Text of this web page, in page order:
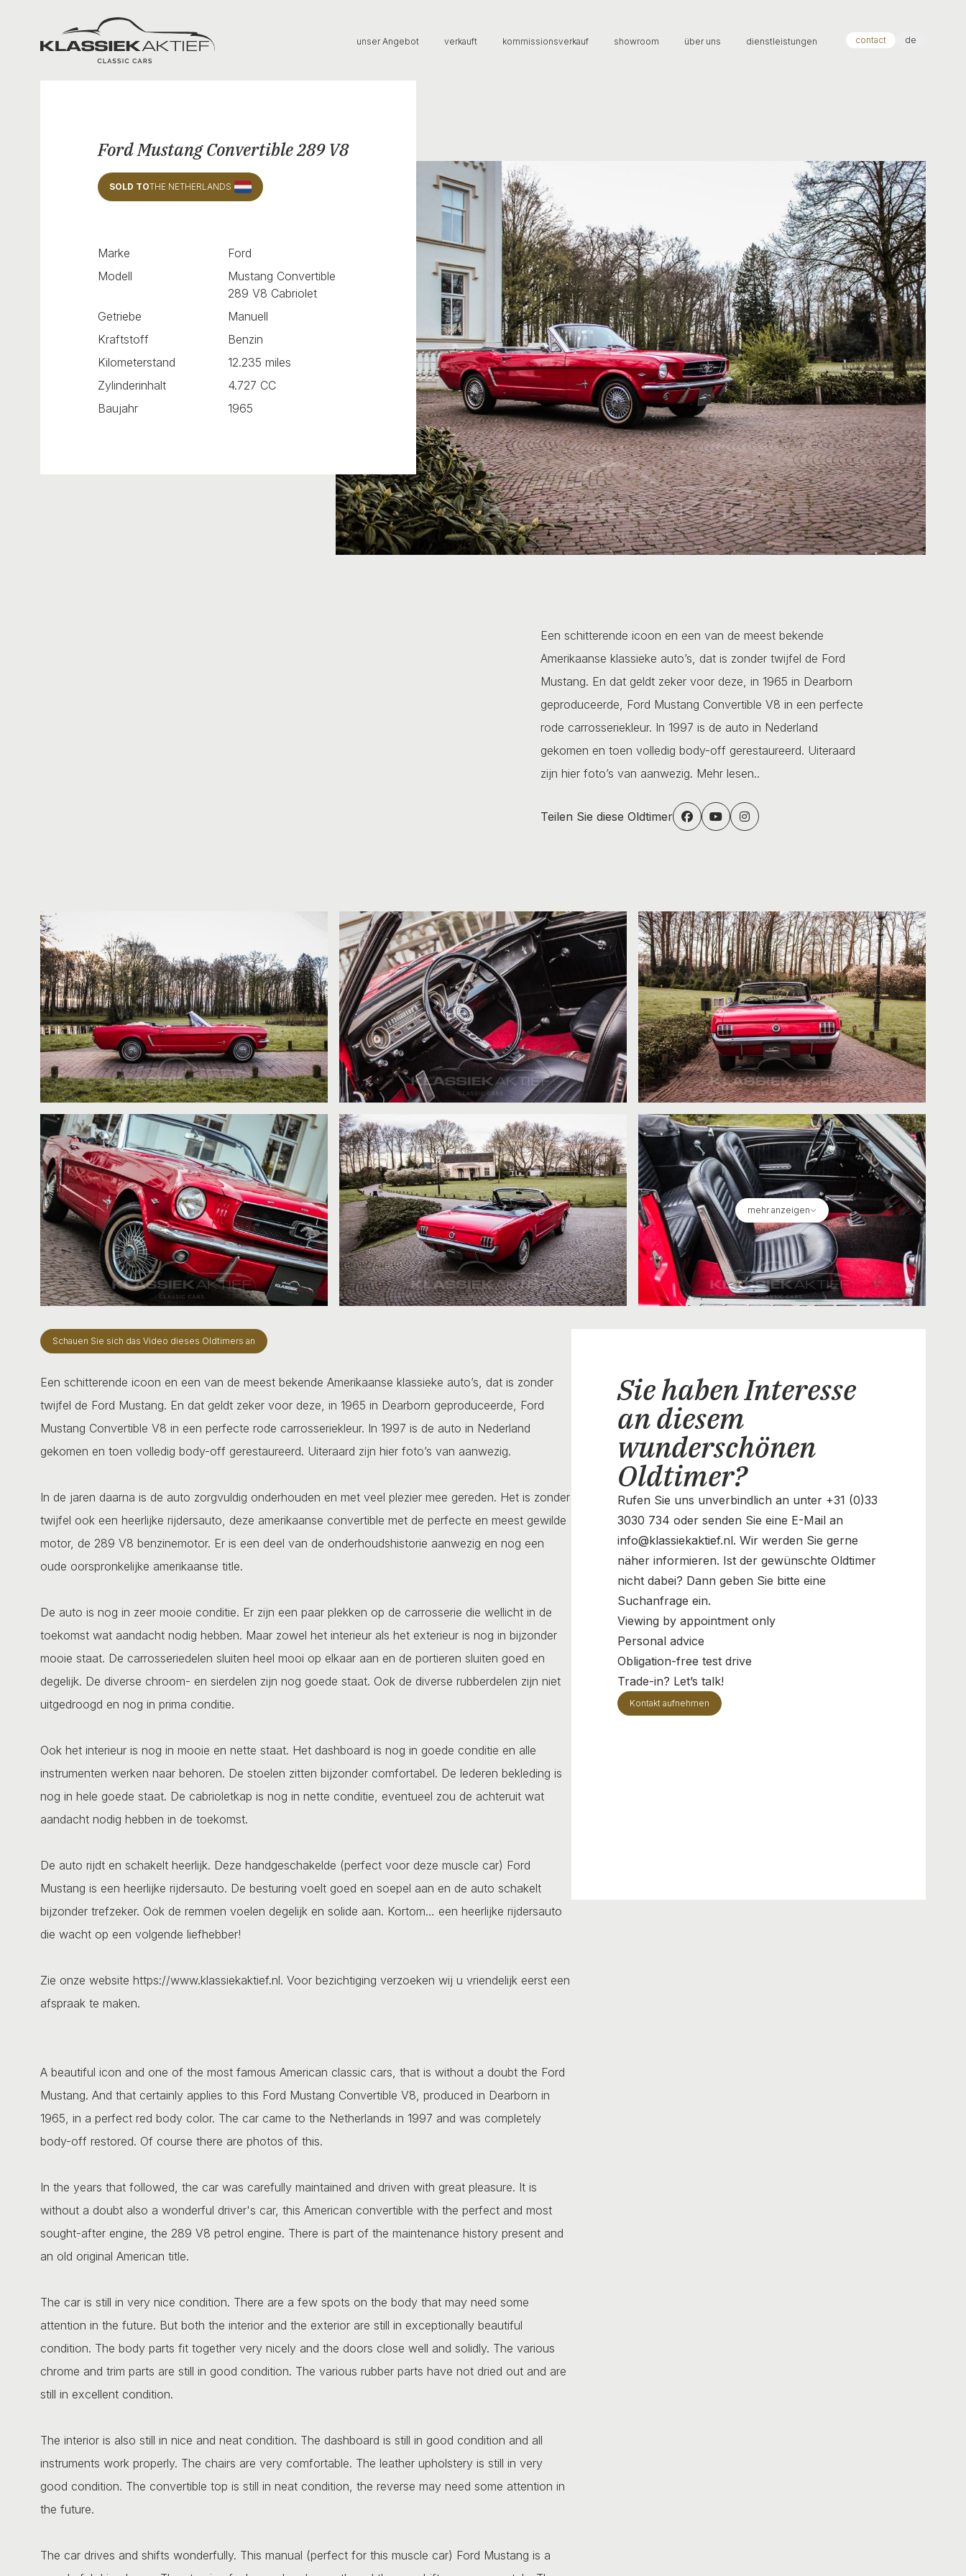
Klassiek Aktief
unser Angebot verkauft kommissionsverkauf showroom über uns dienstleistungen contact de
Ford Mustang Convertible 289 V8
SOLD TOTHE NETHERLANDS
Marke
Ford
Modell
Mustang Convertible
289 V8 Cabriolet
Getriebe
Manuell
Kraftstoff
Benzin
Kilometerstand
12.235 miles
Zylinderinhalt
4.727 CC
Baujahr
1965
Een schitterende icoon en een van de meest bekende
Amerikaanse klassieke auto’s, dat is zonder twijfel de Ford
Mustang. En dat geldt zeker voor deze, in 1965 in Dearborn
geproduceerde, Ford Mustang Convertible V8 in een perfecte
rode carrosseriekleur. In 1997 is de auto in Nederland
gekomen en toen volledig body-off gerestaureerd. Uiteraard
zijn hier foto’s van aanwezig. Mehr lesen..
Teilen Sie diese Oldtimer
mehr anzeigen
Schauen Sie sich das Video dieses Oldtimers an
Een schitterende icoon en een van de meest bekende Amerikaanse klassieke auto’s, dat is zonder
twijfel de Ford Mustang. En dat geldt zeker voor deze, in 1965 in Dearborn geproduceerde, Ford
Mustang Convertible V8 in een perfecte rode carrosseriekleur. In 1997 is de auto in Nederland
gekomen en toen volledig body-off gerestaureerd. Uiteraard zijn hier foto’s van aanwezig.
In de jaren daarna is de auto zorgvuldig onderhouden en met veel plezier mee gereden. Het is zonder
twijfel ook een heerlijke rijdersauto, deze amerikaanse convertible met de perfecte en meest gewilde
motor, de 289 V8 benzinemotor. Er is een deel van de onderhoudshistorie aanwezig en nog een
oude oorspronkelijke amerikaanse title.
De auto is nog in zeer mooie conditie. Er zijn een paar plekken op de carrosserie die wellicht in de
toekomst wat aandacht nodig hebben. Maar zowel het interieur als het exterieur is nog in bijzonder
mooie staat. De carrosseriedelen sluiten heel mooi op elkaar aan en de portieren sluiten goed en
degelijk. De diverse chroom- en sierdelen zijn nog goede staat. Ook de diverse rubberdelen zijn niet
uitgedroogd en nog in prima conditie.
Ook het interieur is nog in mooie en nette staat. Het dashboard is nog in goede conditie en alle
instrumenten werken naar behoren. De stoelen zitten bijzonder comfortabel. De lederen bekleding is
nog in hele goede staat. De cabrioletkap is nog in nette conditie, eventueel zou de achteruit wat
aandacht nodig hebben in de toekomst.
De auto rijdt en schakelt heerlijk. Deze handgeschakelde (perfect voor deze muscle car) Ford
Mustang is een heerlijke rijdersauto. De besturing voelt goed en soepel aan en de auto schakelt
bijzonder trefzeker. Ook de remmen voelen degelijk en solide aan. Kortom… een heerlijke rijdersauto
die wacht op een volgende liefhebber!
Zie onze website https://www.klassiekaktief.nl. Voor bezichtiging verzoeken wij u vriendelijk eerst een
afspraak te maken.
A beautiful icon and one of the most famous American classic cars, that is without a doubt the Ford
Mustang. And that certainly applies to this Ford Mustang Convertible V8, produced in Dearborn in
1965, in a perfect red body color. The car came to the Netherlands in 1997 and was completely
body-off restored. Of course there are photos of this.
In the years that followed, the car was carefully maintained and driven with great pleasure. It is
without a doubt also a wonderful driver's car, this American convertible with the perfect and most
sought-after engine, the 289 V8 petrol engine. There is part of the maintenance history present and
an old original American title.
The car is still in very nice condition. There are a few spots on the body that may need some
attention in the future. But both the interior and the exterior are still in exceptionally beautiful
condition. The body parts fit together very nicely and the doors close well and solidly. The various
chrome and trim parts are still in good condition. The various rubber parts have not dried out and are
still in excellent condition.
The interior is also still in nice and neat condition. The dashboard is still in good condition and all
instruments work properly. The chairs are very comfortable. The leather upholstery is still in very
good condition. The convertible top is still in neat condition, the reverse may need some attention in
the future.
The car drives and shifts wonderfully. This manual (perfect for this muscle car) Ford Mustang is a
Sie haben Interesse
an diesem
wunderschönen
Oldtimer?
Rufen Sie uns unverbindlich an unter +31 (0)33
3030 734 oder senden Sie eine E-Mail an
info@klassiekaktief.nl. Wir werden Sie gerne
näher informieren. Ist der gewünschte Oldtimer
nicht dabei? Dann geben Sie bitte eine
Suchanfrage ein.
Viewing by appointment only
Personal advice
Obligation-free test drive
Trade-in? Let’s talk!
Kontakt aufnehmen